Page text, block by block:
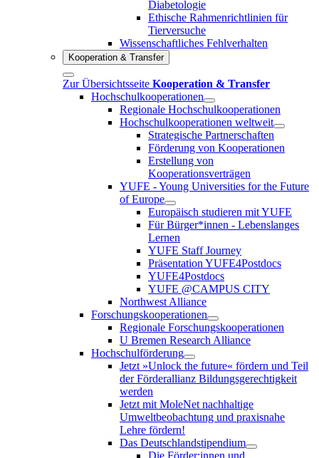
Diabetologie
Ethische Rahmenrichtlinien für
Tierversuche
Wissenschaftliches Fehlverhalten
Kooperation & Transfer
Zur Übersichtsseite Kooperation & Transfer
Hochschulkooperationen
Regionale Hochschulkooperationen
Hochschulkooperationen weltweit
Strategische Partnerschaften
Förderung von Kooperationen
Erstellung von
Kooperationsverträgen
YUFE - Young Universities for the Future
of Europe
Europäisch studieren mit YUFE
Für Bürger*innen - Lebenslanges
Lernen
YUFE Staff Journey
Präsentation YUFE4Postdocs
YUFE4Postdocs
YUFE @CAMPUS CITY
Northwest Alliance
Forschungskooperationen
Regionale Forschungskooperationen
U Bremen Research Alliance
Hochschulförderung
Jetzt »Unlock the future« fördern und Teil
der Förderallianz Bildungsgerechtigkeit
werden
Jetzt mit MoleNet nachhaltige
Umweltbeobachtung und praxisnahe
Lehre fördern!
Das Deutschlandstipendium
Die Förder:innen und